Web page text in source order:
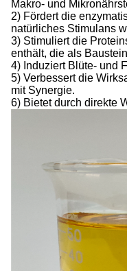
Makro- und
2) Fördert die
natürliches Stimulans
3) Stimuliert die
enthält, die als
4) Induziert Blüte- und
5) Verbessert die
mit Synergie.
6) Bietet durch direkte